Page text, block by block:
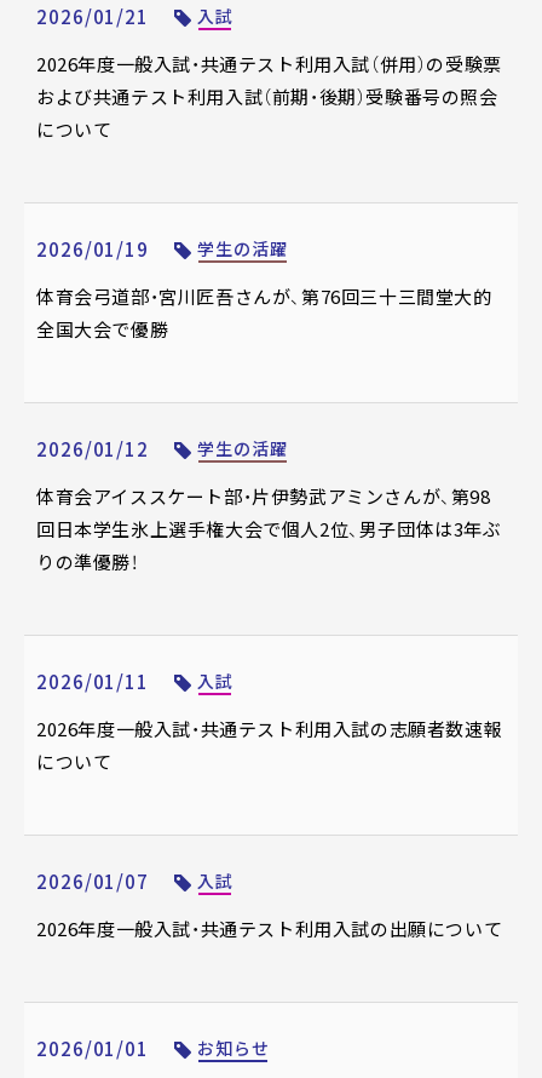
2026/01/21 入試
2026年度一般入試・共通テスト利用入試（併用）の受験票
および共通テスト利用入試（前期・後期）受験番号の照会
について
2026/01/19 学生の活躍
体育会弓道部・宮川匠吾さんが、第76回三十三間堂大的
全国大会で優勝
2026/01/12 学生の活躍
体育会アイススケート部・片伊勢武アミンさんが、第98
回日本学生氷上選手権大会で個人2位、男子団体は3年ぶ
りの準優勝！
2026/01/11 入試
2026年度一般入試・共通テスト利用入試の志願者数速報
について
2026/01/07 入試
2026年度一般入試・共通テスト利用入試の出願について
2026/01/01 お知らせ